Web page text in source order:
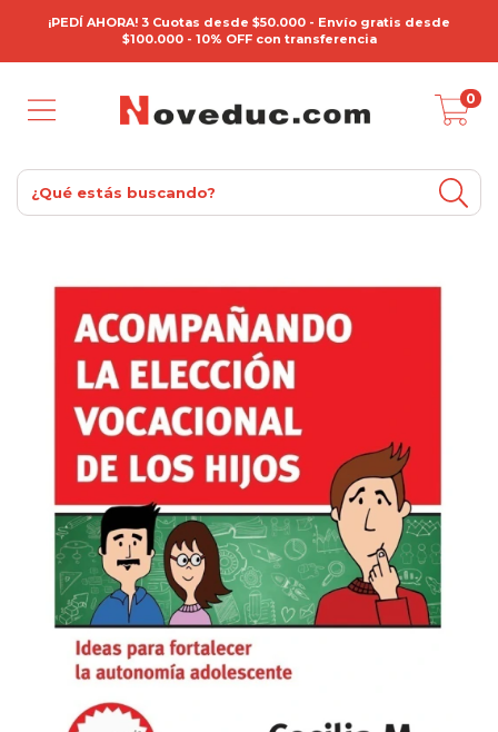
¡PEDÍ AHORA! 3 Cuotas desde $50.000 - Envío gratis desde
$100.000 - 10% OFF con transferencia
0